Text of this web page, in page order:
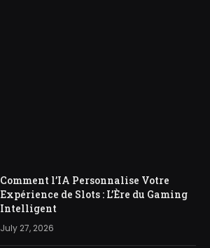
Comment l’IA Personnalise Votre
Expérience de Slots : L’Ère du Gaming
Intelligent
July 27, 2026